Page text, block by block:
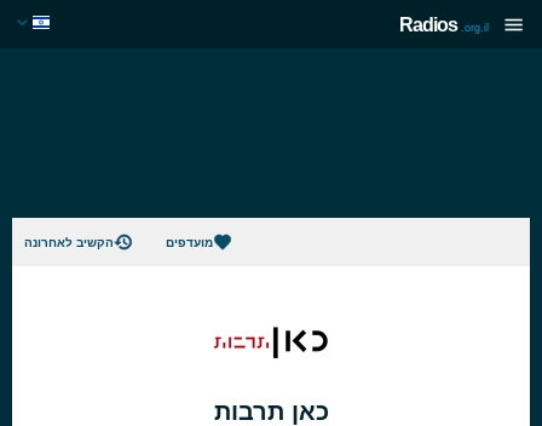
Radios .org.il
מועדפים הקשיב לאחרונה
כאן תרבות